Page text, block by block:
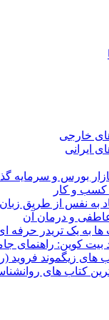
خارجی
ایرانی
بازار بورس و سرمایه
کسب و کار
به نفس از طریق
و درمان آن
ها به یک تریدر حرفه
کوین: راهنمای
های زیگموند فروید
کتاب های